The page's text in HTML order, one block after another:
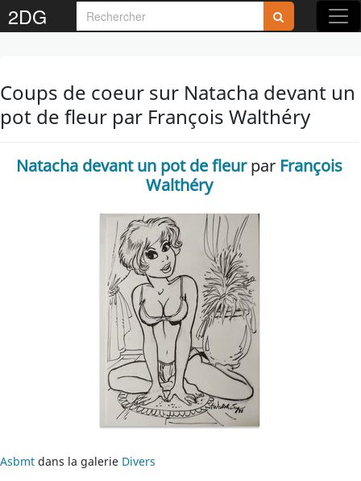
2DG
Coups de coeur sur Natacha devant un
pot de fleur par François Walthéry
Natacha devant un pot de fleurpar François
Walthéry
Asbmt dans la galerie Divers